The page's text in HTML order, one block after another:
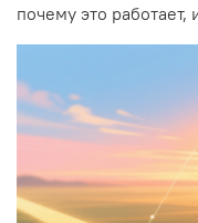
почему это работает,